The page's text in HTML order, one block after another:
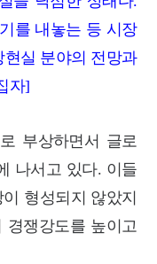
를 내놓는 등 시장
실 분야의 전망과
자]
부상하면서 글로
나서고 있다. 이들
형성되지 않았지
경쟁강도를 높이고